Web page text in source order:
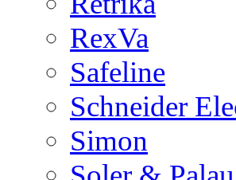
RexVa
Safeline
Schneider
Simon